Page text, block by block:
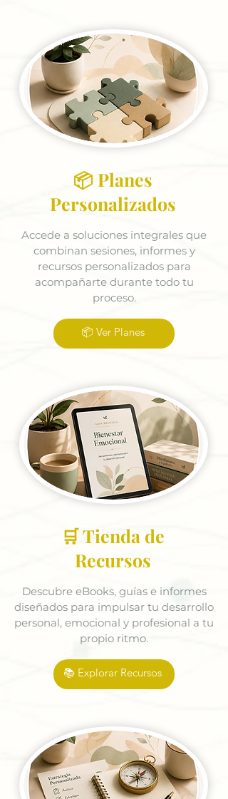
📦 Planes
Personalizados
Accede a soluciones integrales que
combinan sesiones, informes y
recursos personalizados para
acompañarte durante todo tu
proceso.
📦 Ver Planes
🛒 Tienda de
Recursos
Descubre eBooks, guías e informes
diseñados para impulsar tu desarrollo
personal, emocional y profesional a tu
propio ritmo.
📚 Explorar Recursos